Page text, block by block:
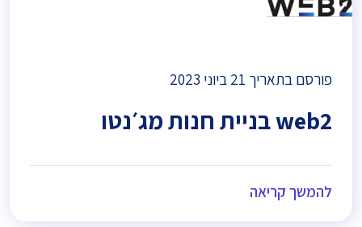
פורסם בתאריך 21 ביוני 2023
web2 בניית חנות מג׳נטו
להמשך קריאה